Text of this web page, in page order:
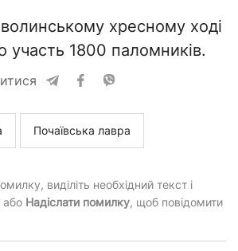
хресному ході
участь 1800 паломників.
Почаївська лавра
виділіть необхідний текст і
або Надіслати помилку, щоб повідомити